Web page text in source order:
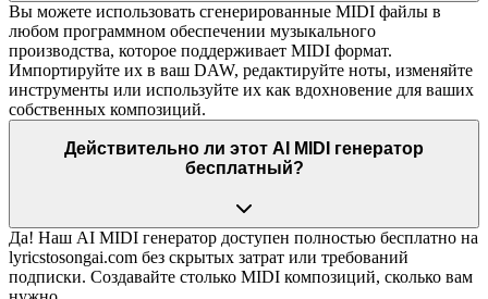
Вы можете использовать сгенерированные MIDI файлы в
любом программном обеспечении музыкального
производства, которое поддерживает MIDI формат.
Импортируйте их в ваш DAW, редактируйте ноты, изменяйте
инструменты или используйте их как вдохновение для ваших
собственных композиций.
Действительно ли этот AI MIDI генератор
бесплатный?
Да! Наш AI MIDI генератор доступен полностью бесплатно на
lyricstosongai.com без скрытых затрат или требований
подписки. Создавайте столько MIDI композиций, сколько вам